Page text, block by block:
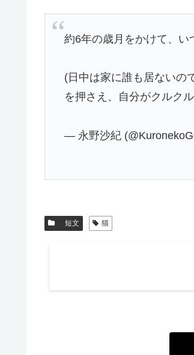
約6年の歳月をかけて、い
(日中は家に誰も居ないの
を押さえ、自分がクルク
— 永野沙紀
短文 猫